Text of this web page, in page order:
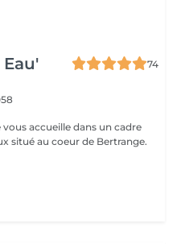
74
accueille dans un cadre
situé au coeur de Bertrange.